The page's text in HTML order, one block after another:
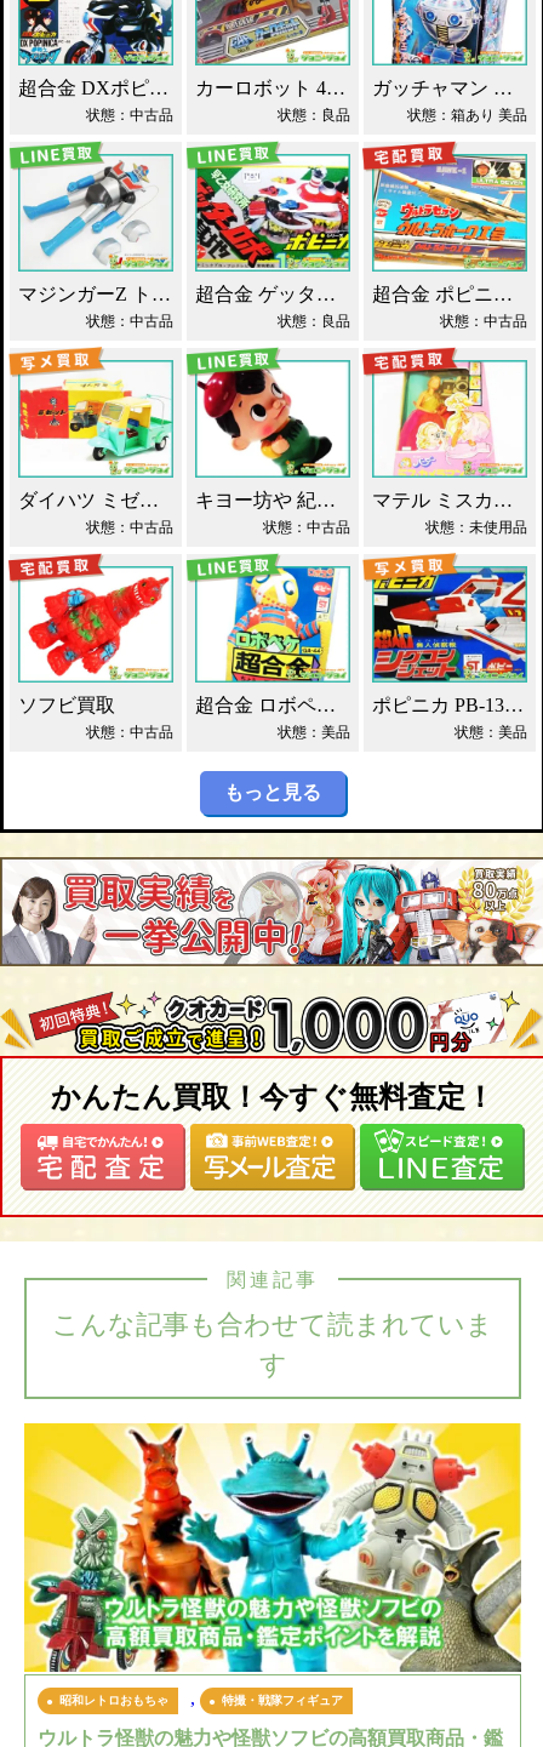
超合金 DXポピニカ ウィナア2世 夢戦士ウイングマン PC-46 買取！
状態：中古品
カーロボット 4WD・レッカー車 ダイアクロン買取！
状態：良品
ガッチャマン パイマー DXジャンボマシンダー買取！
状態：箱あり 美品
マジンガーZ トーキング ソフビ マスダヤ買取！
状態：中古品
超合金 ゲッターロボ基地 早乙女研究所 買取！
状態：良品
超合金 ポピニカ ウルトラセブン ウルトラホーク1号 買取！
状態：中古品
ダイハツ ミゼット ブリキ マスダヤ買取！
状態：中古品
キヨー坊や 紀陽銀行 店頭用 貯金箱 ソフビ買取！
状態：中古品
マテル ミスカメラマン バービー人形 買取！
状態：未使用品
ソフビ買取
状態：中古品
超合金 ロボペケ GA-44 がんばれ!!ロボコン 買取！
状態：美品
ポピニカ PB-13 シグコンジェット 買取！
状態：美品
もっと見る
かんたん買取！今すぐ無料査定！
こんな記事も合わせて読まれていま
す
関連記事
昭和レトロおもちゃ , 特撮・戦隊フィギュア
ウルトラ怪獣の魅力や怪獣ソフビの高額買取商品・鑑